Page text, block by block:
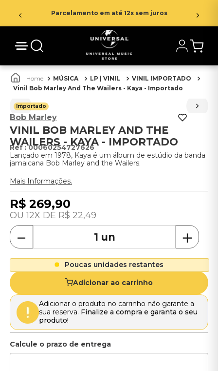
Parcelamento em até 12x sem juros
MÚSICA LP | VINIL
VINIL IMPORTADO
Vinil Bob Marley And The Wailers - Kaya - Importado
Importado
Bob Marley
VINIL BOB MARLEY AND THE
WAILERS - KAYA - IMPORTADO
:00060254727626
Lançado em 1978, Kaya é um álbum de estúdio da banda
jamaicana Bob Marley and the Wailers.
Mais Informações.
R$ 269,90
12 R$ 22,49
＋
－
Poucas unidades restantes
Adicionar ao carrinho
Adicionar o produto no carrinho não garante a
sua reserva. Finalize a compra e garanta o seu
produto!